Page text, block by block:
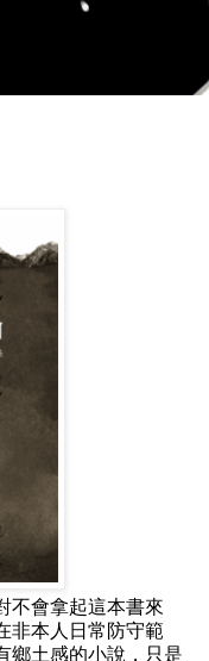
不會拿起這本書來
非本人日常防守範
鄉土感的小說，只是